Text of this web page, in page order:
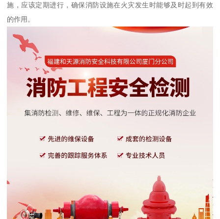
施，应该定期进行，确保消防设施在火灾发生时能够及时起到有效
的作用。